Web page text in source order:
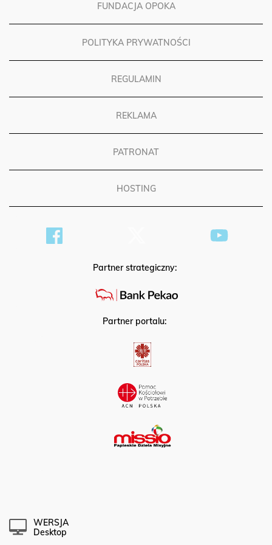
FUNDACJA OPOKA
POLITYKA PRYWATNOŚCI
REGULAMIN
REKLAMA
PATRONAT
HOSTING
Partner strategiczny:
Partner portalu:
WERSJA
Desktop